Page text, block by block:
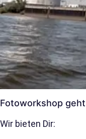
Fotoworkshop
Wir bieten Dir: